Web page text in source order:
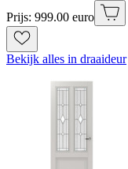
Prijs: 999.00 euro
Bekijk alles in draaideur